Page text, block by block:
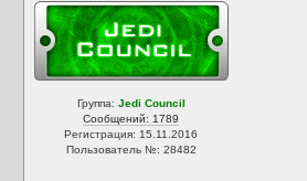
Группа: Jedi Council
Сообщений: 1789
Регистрация: 15.11.2016
Пользователь №: 28482